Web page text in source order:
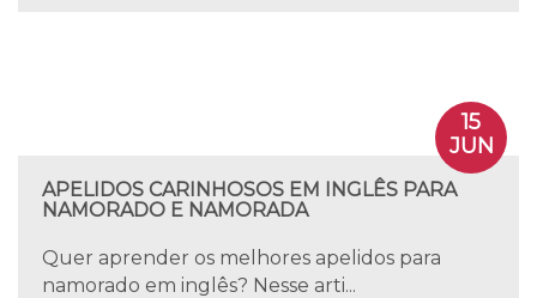
15
JUN
APELIDOS CARINHOSOS EM INGLÊS PARA
NAMORADO E NAMORADA
Quer aprender os melhores apelidos para
namorado em inglês? Nesse arti...